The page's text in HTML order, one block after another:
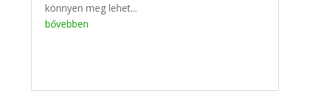
könnyen meg lehet...
bővebben